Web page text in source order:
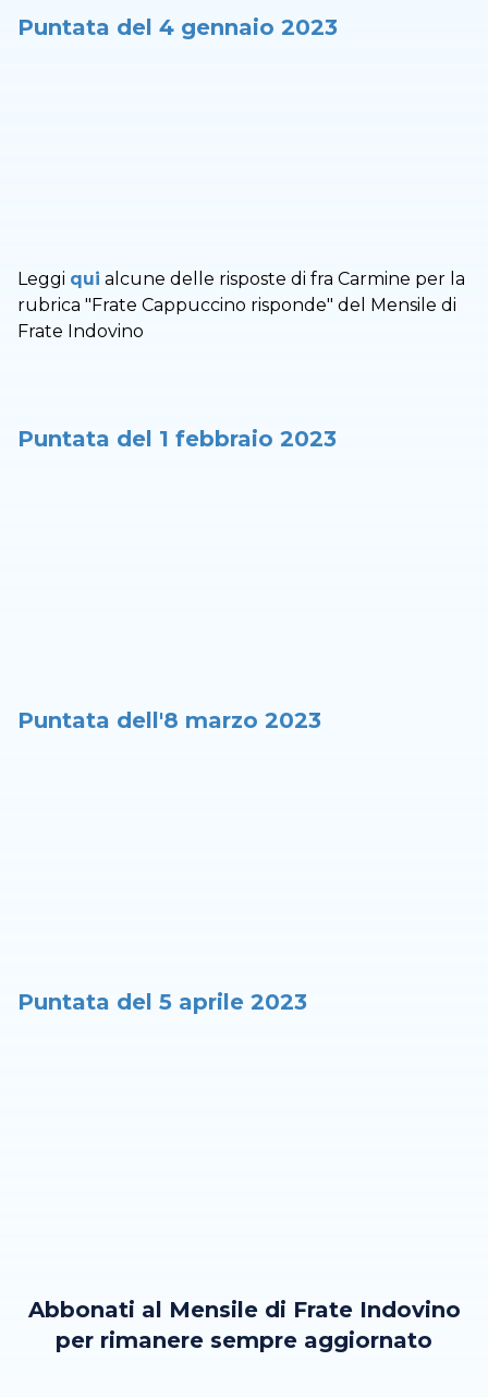
Puntata del 4 gennaio 2023
Leggi qui alcune delle risposte di fra Carmine per la
rubrica "Frate Cappuccino risponde" del Mensile di
Frate Indovino
Puntata del 1 febbraio 2023
Puntata dell'8 marzo 2023
Puntata del 5 aprile 2023
Abbonati al Mensile di Frate Indovino
per rimanere sempre aggiornato